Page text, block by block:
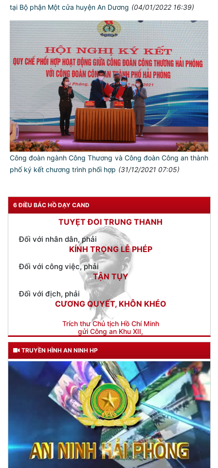
tại Bộ phận Một cửa huyện An Dương (04/01/2022 16:39)
Công đoàn ngành Công Thương và Công đoàn Công an thành
phố ký kết chương trình phối hợp (31/12/2021 07:05)
6 ĐIỀU BÁC HỒ DẠY CAND
TƯ CÁCH
NGƯỜI CÔNG AN CÁCH MỆNH LÀ:
Đối với tự mình, phải
CẦN, KIỆM, LIÊM, CHÍNH
Đối với đồng sự, phải
THÂN ÁI GIÚP ĐỠ
TUYỆT ĐỐI TRUNG THÀNH
Đối với nhân dân, phải
KÍNH TRỌNG LỄ PHÉP
Đối với công việc, phải
TẬN TỤY
Đối với địch, phải
CƯƠNG QUYẾT, KHÔN KHÉO
Trích thư Chủ tịch Hồ Chí Minh
gửi Công an Khu XII,
ngày 11 tháng 3 năm 1948.
TRUYỀN HÌNH AN NINH HP